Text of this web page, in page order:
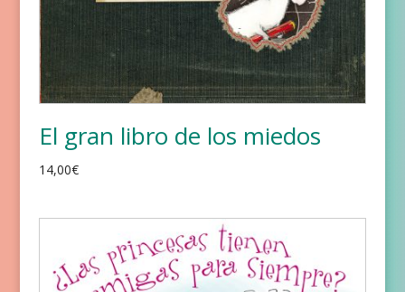
El gran libro de los miedos
14,00€